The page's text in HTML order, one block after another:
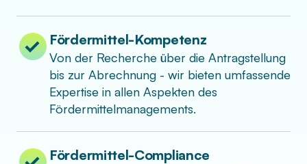
Fördermittel-Kompetenz
Von der Recherche über die Antragstellung
bis zur Abrechnung - wir bieten umfassende
Expertise in allen Aspekten des
Fördermittelmanagements.
Fördermittel-Compliance